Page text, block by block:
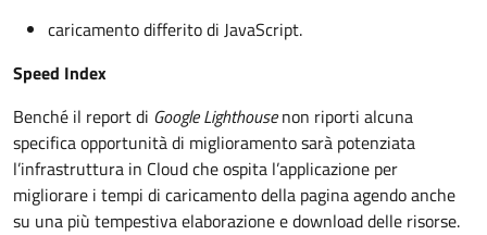
caricamento differito di JavaScript.
Speed Index
Benché il report di Google Lighthousenon riporti alcuna
specifica opportunità di miglioramento sarà potenziata
l’infrastruttura in Cloud che ospita l’applicazione per
migliorare i tempi di caricamento della pagina agendo anche
su una più tempestiva elaborazione e download delle risorse.